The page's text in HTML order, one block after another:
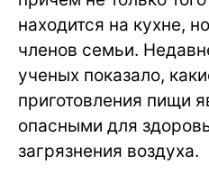
находится на кухне,
членов семьи.
ученых показало,
приготовления пищи
опасными для
загрязнения воздуха.